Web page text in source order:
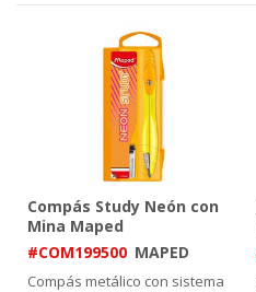
Compás Study Neón con
Mina Maped
#COM199500 MAPED
Compás metálico con sistema